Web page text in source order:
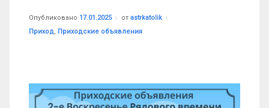
Опубликовано 17.01.2025 от astrkatolik
Рубрики:
Приход Приходские объявления